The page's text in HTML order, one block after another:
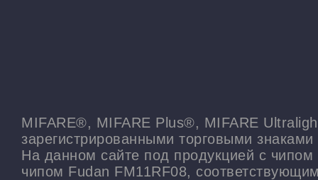
MIFARE®, MIFARE Plus®, MIFARE
зарегистрированными торговыми
На данном сайте под продукцией с
чипом Fudan FM11RF08,